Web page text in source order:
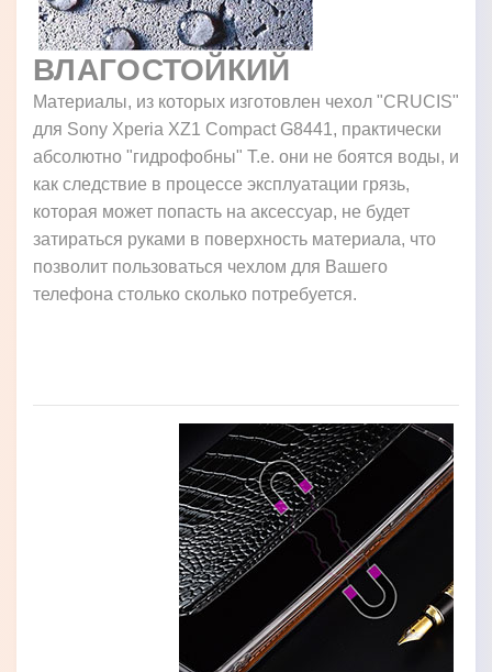
ВЛАГОСТОЙКИЙ
Материалы, из которых изготовлен чехол "CRUCIS"
для Sony Xperia XZ1 Compact G8441, практически
абсолютно "гидрофобны" Т.е. они не боятся воды, и
как следствие в процессе эксплуатации грязь,
которая может попасть на аксессуар, не будет
затираться руками в поверхность материала, что
позволит пользоваться чехлом для Вашего
телефона столько сколько потребуется.